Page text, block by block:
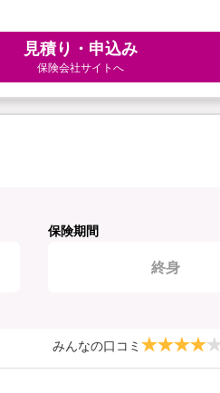
見積り・申込み
保険会社サイトへ
保険期間
終身
みんなの口コミ